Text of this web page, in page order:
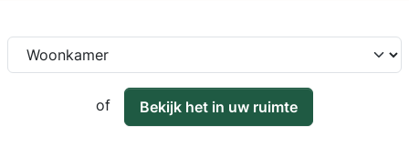
of Bekijk het in uw ruimte